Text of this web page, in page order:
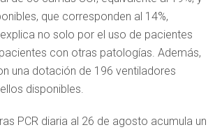
que corresponden al 14%,
no solo por el uso de pacientes
con otras patologías. Además,
una dotación de 196 ventiladores
disponibles.
PCR diaria al 26 de agosto acumula un